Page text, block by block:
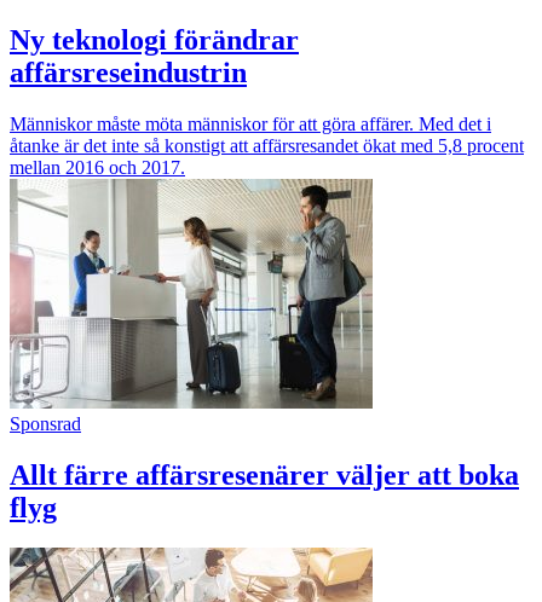
Ny teknologi förändrar
affärsreseindustrin
Människor måste möta människor för att göra affärer. Med det i
åtanke är det inte så konstigt att affärsresandet ökat med 5,8 procent
mellan 2016 och 2017.
Sponsrad
Allt färre affärsresenärer väljer att boka
flyg